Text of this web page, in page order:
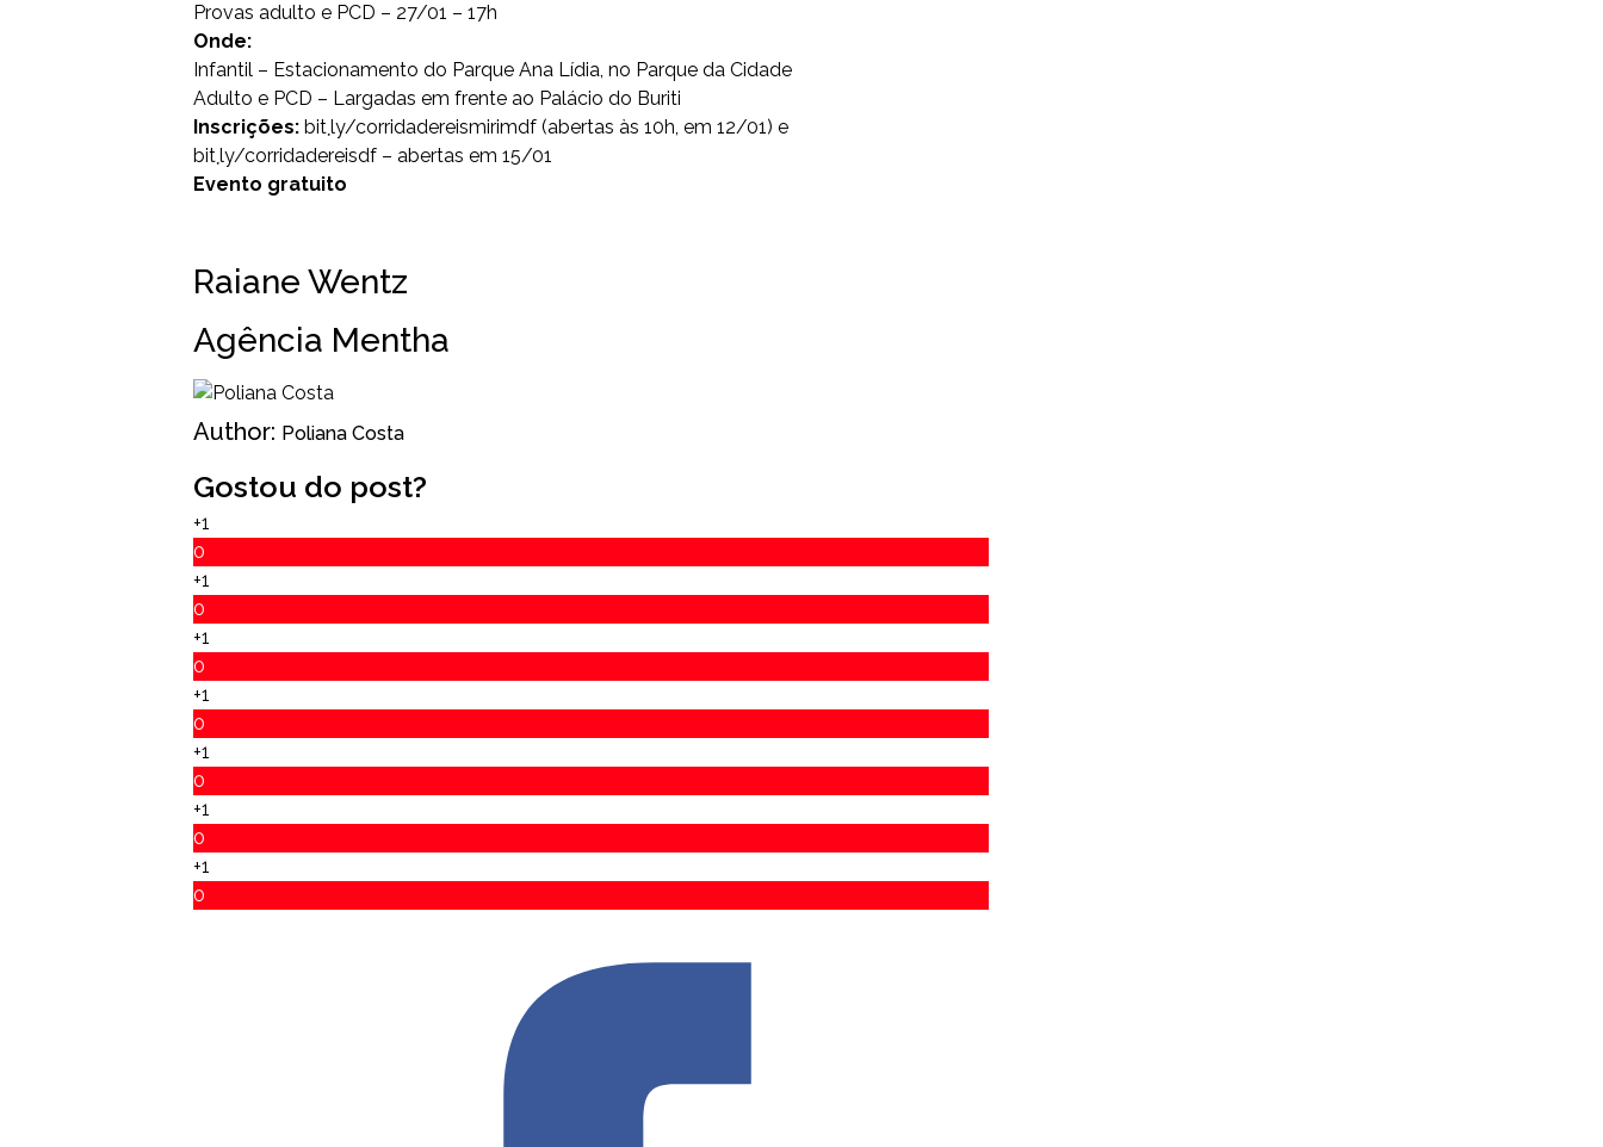
Provas adulto e PCD – 27/01 – 17h
Onde:
Infantil – Estacionamento do Parque Ana Lídia, no Parque da Cidade
Adulto e PCD – Largadas em frente ao Palácio do Buriti
Inscrições:
bit܂ly/corridadereismirimdf (abertas às 10h, em 12/01) e
bit܂ly/corridadereisdf – abertas em 15/01
Evento gratuito
Raiane Wentz
Agência Mentha
Author: Poliana Costa
Gostou do post?
+1
0
+1
0
+1
0
+1
0
+1
0
+1
0
+1
0